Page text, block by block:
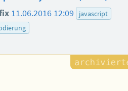
11.06.2016 12:09
javascript